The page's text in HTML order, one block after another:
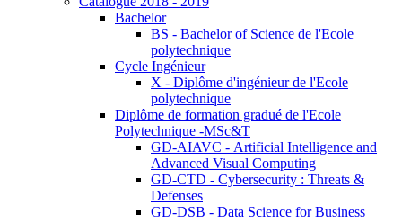
Bachelor
BS - Bachelor of Science de l'Ecole
polytechnique
Cycle Ingénieur
X - Diplôme d'ingénieur de l'Ecole
polytechnique
Diplôme de formation gradué de l'Ecole
Polytechnique -MSc&T
GD-AIAVC - Artificial Intelligence and
Advanced Visual Computing
GD-CTD - Cybersecurity : Threats &
Defenses
GD-DSB - Data Science for Business